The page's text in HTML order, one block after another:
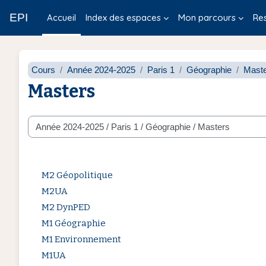
EPI Accueil Index des espaces Mon parcours
Cours
Année 2024-2025 Paris 1 Géographie
Masters
Catégories de cours
M2 Géopolitique
M2UA
M2 DynPED
M1 Géographie
M1 Environnement
M1UA